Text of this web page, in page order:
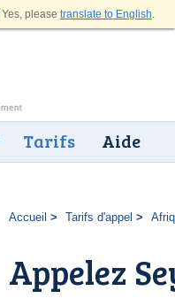
Yes, please translate to English.
Tarifs Aide
Accueil Tarifs d'appel
Appelez